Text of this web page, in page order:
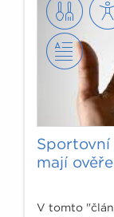
mají
V tomto